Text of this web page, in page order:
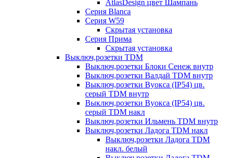
AtlasDesign цвет Шампань
Серия Blanca
Серия W59
Скрытая установка
Серия Прима
Скрытая установка
Выключ,розетки TDM
Выключ,розетки Блоки Сенеж внутр
Выключ,розетки Валдай TDM внутр
Выключ,розетки Вуокса (IP54) цв.
серый TDM внутр
Выключ,розетки Вуокса (IP54) цв.
серый TDM накл
Выключ,розетки Ильмень TDM внутр
Выключ,розетки Ладога TDM накл
Выключ,розетки Ладога TDM
накл. белый